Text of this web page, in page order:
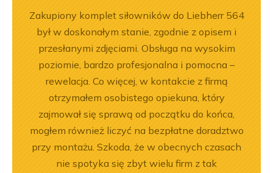
Zakupiony komplet siłowników do Liebherr 564
był w doskonałym stanie, zgodnie z opisem i
przesłanymi zdjęciami. Obsługa na wysokim
poziomie, bardzo profesjonalna i pomocna –
rewelacja. Co więcej, w kontakcie z firmą
otrzymałem osobistego opiekuna, który
zajmował się sprawą od początku do końca,
mogłem również liczyć na bezpłatne doradztwo
przy montażu. Szkoda, że w obecnych czasach
nie spotyka się zbyt wielu firm z tak